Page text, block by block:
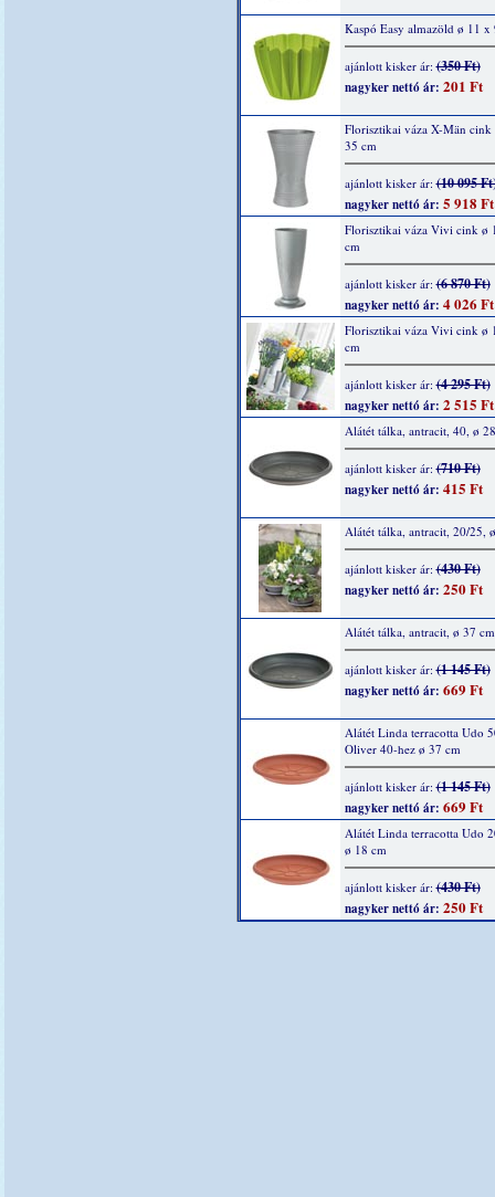
Kaspó Easy almazöld ø 11 x
ajánlott kisker ár:(350 Ft)
nagyker nettó ár: 201 Ft
Florisztikai váza X-Män
35 cm
ajánlott kisker ár:(10 095
nagyker nettó ár: 5 918 Ft
Florisztikai váza Vivi cink ø
cm
ajánlott kisker ár:(6 870 Ft)
nagyker nettó ár: 4 026 Ft
Florisztikai váza Vivi cink ø
cm
ajánlott kisker ár:(4 295 Ft)
nagyker nettó ár: 2 515 Ft
Alátét tálka, antracit, 40, ø
ajánlott kisker ár:(710 Ft)
nagyker nettó ár: 415 Ft
Alátét tálka, antracit, 20/25,
ajánlott kisker ár:(430 Ft)
nagyker nettó ár: 250 Ft
Alátét tálka, antracit, ø 37 cm
ajánlott kisker ár:(1 145 Ft)
nagyker nettó ár: 669 Ft
Alátét Linda terracotta Udo
Oliver 40-hez ø 37 cm
ajánlott kisker ár:(1 145 Ft)
nagyker nettó ár: 669 Ft
Alátét Linda terracotta Udo
ø 18 cm
ajánlott kisker ár:(430 Ft)
nagyker nettó ár: 250 Ft